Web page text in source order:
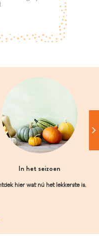
In het seizoen
hier wat nú het lekkerste is.